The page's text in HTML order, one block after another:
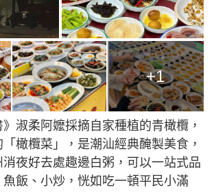
+1
》淑柔阿嬤採摘自家種植的青橄欖，
橄欖菜」，是潮汕經典醃製美食，
夜好去處趣邊白粥，可以一站式品
飯、小炒，恍如吃一頓平民小滿